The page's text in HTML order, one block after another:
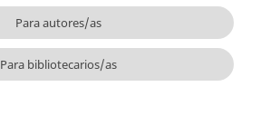
Para autores/as
Para bibliotecarios/as